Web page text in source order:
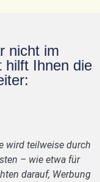
nicht im
hilft Ihnen die
wird teilweise durch
– wie etwa für
darauf, Werbung